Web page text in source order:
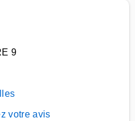
9
votre avis